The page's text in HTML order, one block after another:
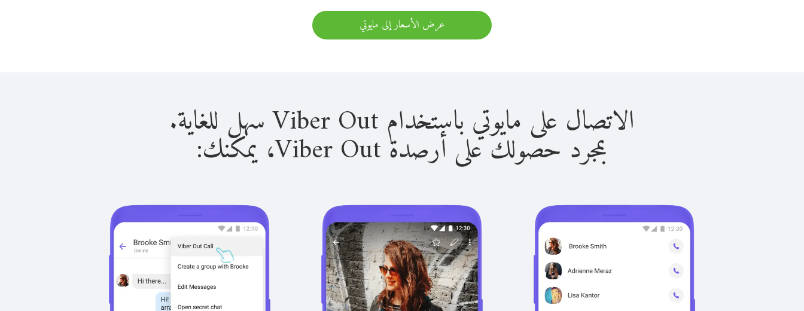
عرض الأسعار إلى مايوتي
الاتصال على مايوتي باستخدام Viber Out سهل للغاية.
بمجرد حصولك على أرصدة Viber Out، يمكنك: